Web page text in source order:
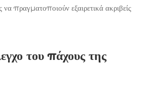
πραγματοποιούν εξαιρετικά ακριβείς
του πάχους της